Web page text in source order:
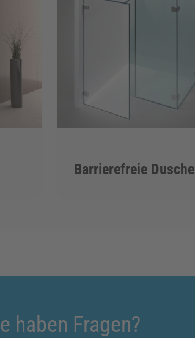
Barrierefreie Dusche
haben Fragen?